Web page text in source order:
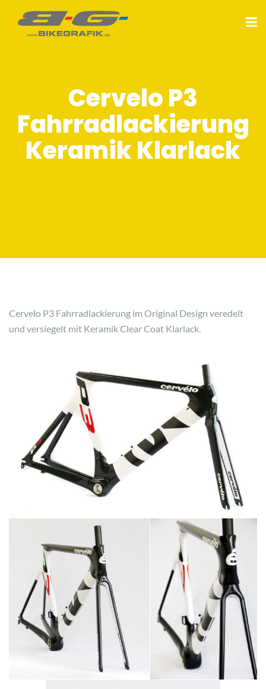
Cervelo P3
Fahrradlackierung
Keramik Klarlack
Cervelo P3 Fahrradlackierung im Original Design veredelt
und versiegelt mit Keramik Clear Coat Klarlack.